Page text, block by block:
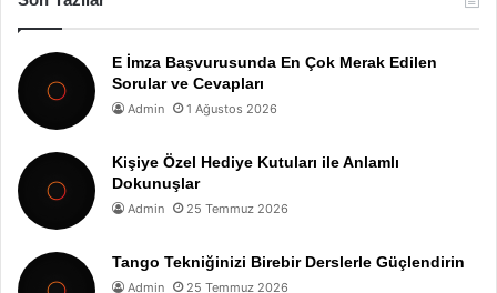
E İmza Başvurusunda En Çok Merak Edilen
Sorular ve Cevapları
Admin 1 Ağustos 2026
Kişiye Özel Hediye Kutuları ile Anlamlı
Dokunuşlar
Admin 25 Temmuz 2026
Tango Tekniğinizi Birebir Derslerle Güçlendirin
Admin 25 Temmuz 2026